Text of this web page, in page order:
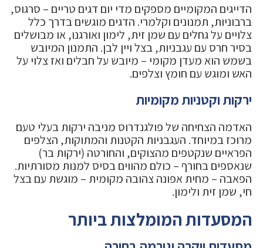
הדייגים המקומיים מספקים מדי יום דגים טריים – סרגוס,
ברבוניות, תמנונים וקלמרי. הדגים מוגשים בדרך כלל
צלויים על גחלים עם שמן זית, לימון ואורגנו, או מבושלים
בסיר חרס עם עגבניות, בצל ויין לבן. התמנון המיובש
בשמש הוא מעדן מקומי – מיובש על חבלים ואז צלוי על
האש ומוגש עם חומץ וצלפים.
ירקות וקטניות מקומיות
האדמה הצחיחה של פולגנדרוס מניבה ירקות בעלי טעם
מרוכז במיוחד. העגבניות הקטנות והמתוקות, הצלפים
הפראיים שנקטפים מהצוקים, והחורטה (ירקות בר)
שנאספים בחורף – כולם מהווים בסיס למנות מסורתיות.
הפאבה – מחית אפונה צהובה מקומית – מוגשת עם בצל
חי, שמן זית ולימון.
המסעדות המומלצות ביותר